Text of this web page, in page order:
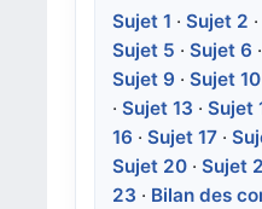
Sujet 1 · Sujet 2 ·
Sujet 5 · Sujet 6 ·
Sujet 9 · Sujet 10
· Sujet 13 · Sujet
16 · Sujet 17·
Sujet 20· Sujet
23 · Bilan des